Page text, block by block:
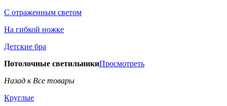
С отраженным светом
На гибкой ножке
Детские бра
Потолочные светильникиПросмотреть
Назад к Все товары
Круглые